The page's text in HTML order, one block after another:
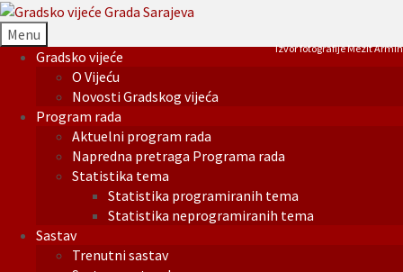
Menu
Gradsko vijeće
O Vijeću
Novosti Gradskog vijeća
Program rada
Aktuelni program rada
Napredna pretraga Programa rada
Statistika tema
Statistika programiranih tema
Statistika neprogramiranih tema
Sastav
Trenutni sastav
Izvor fotografije Mezit Armin